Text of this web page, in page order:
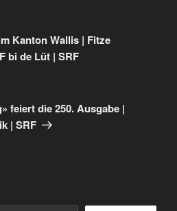
Kanton Wallis | Fitze
bi de Lüt | SRF
feiert die 250. Ausgabe |
| SRF